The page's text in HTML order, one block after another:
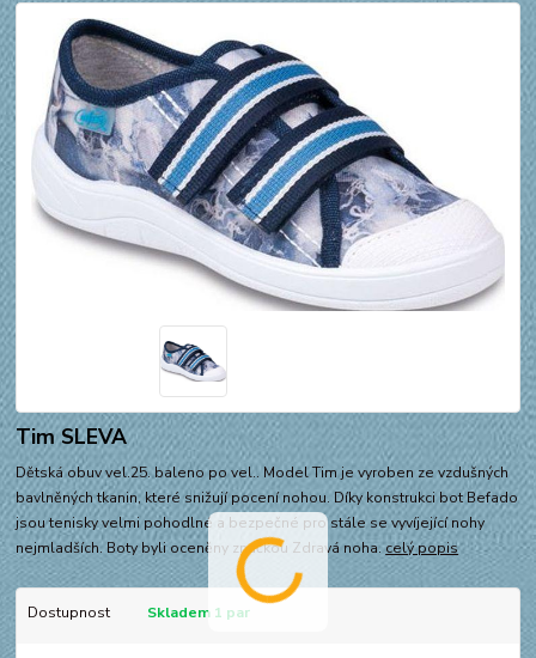
Tim SLEVA
Dětská obuv vel.25. baleno po vel.. Model Tim je vyroben ze vzdušných
bavlněných tkanin, které snižují pocení nohou. Díky konstrukci bot Befado
jsou tenisky velmi pohodlné a bezpečné pro stále se vyvíjející nohy
nejmladších. Boty byli oceněny značkou Zdravá noha.celý popis
Dostupnost Skladem 1 par